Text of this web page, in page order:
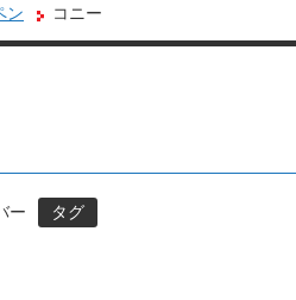
ン コニー
ー タグ